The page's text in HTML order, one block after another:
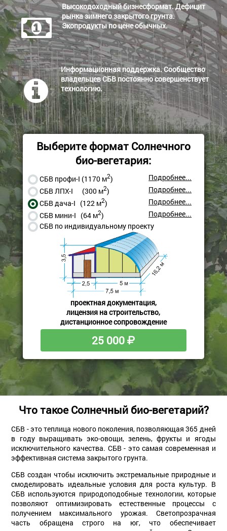
Высокодоходный бизнесформат. Дефицит
рынка зимнего закрытого грунта.
Экопродукты по цене обычных.
Информационная поддержка. Сообщество
владельцев СБВ постоянно совершенствует
технологию.
Выберите формат Солнечного
био-вегетария:
СБВ профи-I (1170 м2)
Подробнее...
СБВ ЛПХ-I (300 м2)
Подробнее...
СБВ дача-I (122 м2)
Подробнее...
СБВ мини-I (64 м2)
Подробнее...
СБВ по индивидуальному проекту
проектная документация,
лицензия на строительство,
дистанционное сопровождение
25 000
Что такое Солнечный био-вегетарий?
СБВ - это теплица нового поколения, позволяющая 365 дней
в году выращивать эко-овощи, зелень, фрукты и ягоды
исключительного качества. СБВ - это самая современная и
эффективная система закрытого грунта.
СБВ создан чтобы исключить экстремальные природные и
смоделировать идеальные условия для роста культур. В
СБВ используются природоподобные технологии, которые
позволяют оптимизировать естественные процессы с
получением максимального урожая. Светопрозрачная
часть обращена строго на юг, что обеспечивает